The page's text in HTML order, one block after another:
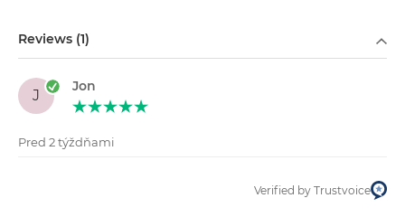
Reviews (1)
J
Jon
Pred 2 týždňami
Verified by Trustvoice